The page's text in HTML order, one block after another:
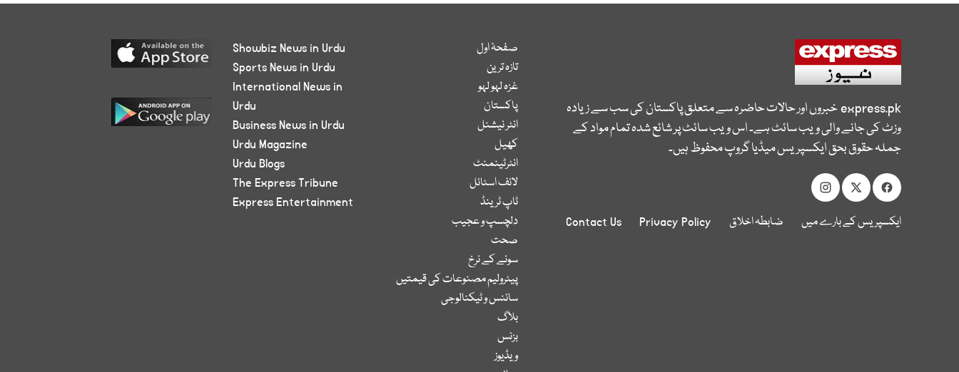
express.pkخبروں اور حالات حاضرہ سے متعلق پاکستان کی سب سے زیادہ
وزٹ کی جانے والی ویب سائٹ ہے۔ اس ویب سائٹ پر شائع شدہ تمام مواد کے
جملہ حقوق بحق ایکسپریس میڈیا گروپ محفوظ ہیں۔
ایکسپریس کے بارے میں ضابطہ اخلاق Privacy Policy
Contact Us
صفحۂ اول
تازہ ترین
غزہ لہو لہو
پاکستان
انٹر نیشنل
کھیل
انٹرٹینمنٹ
لائف اسٹائل
ٹاپ ٹرینڈ
دلچسپ و عجیب
صحت
سونے کے نرخ
پیٹرولیم مصنوعات کی قیمتیں
سائنس و ٹیکنالوجی
بلاگ
بزنس
ویڈیوز
Showbiz News in Urdu
Sports News in Urdu
International News in
Urdu
Business News in Urdu
Urdu Magazine
Urdu Blogs
The Express Tribune
Express Entertainment